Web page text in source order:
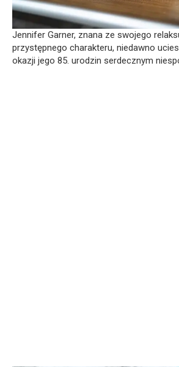
Jennifer Garner, znana ze swojego
przystępnego charakteru, niedawno
okazji jego 85. urodzin serdecznym